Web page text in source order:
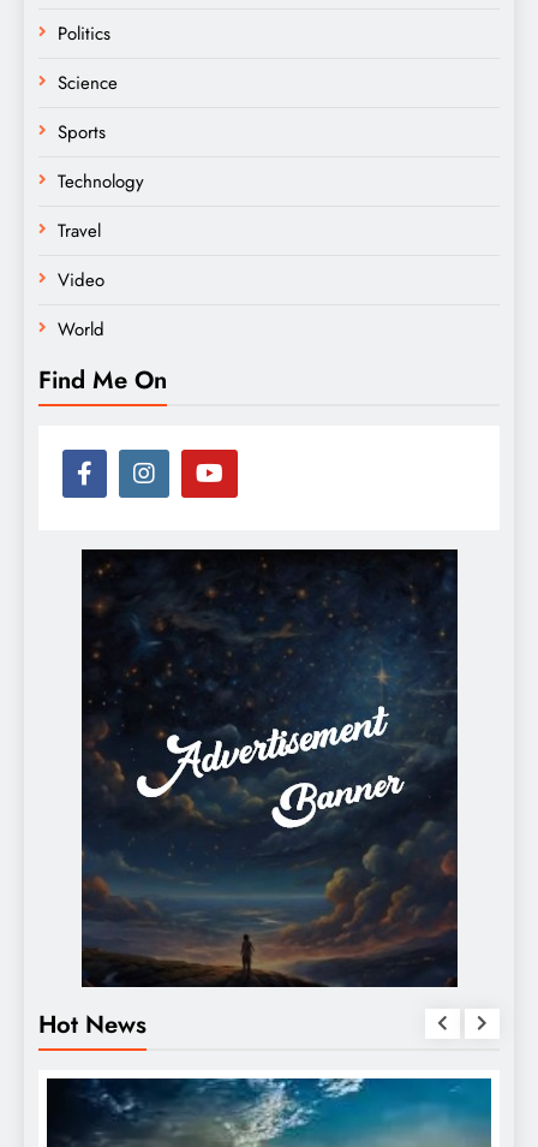
Politics
Science
Sports
Technology
Travel
Video
World
Find Me On
Hot News